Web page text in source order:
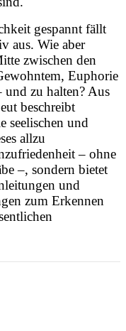
gespannt fällt
aus. Wie aber
zwischen den
Euphorie
und zu halten? Aus
beschreibt
seelischen und
allzu
– ohne
–, sondern bietet
und
zum Erkennen